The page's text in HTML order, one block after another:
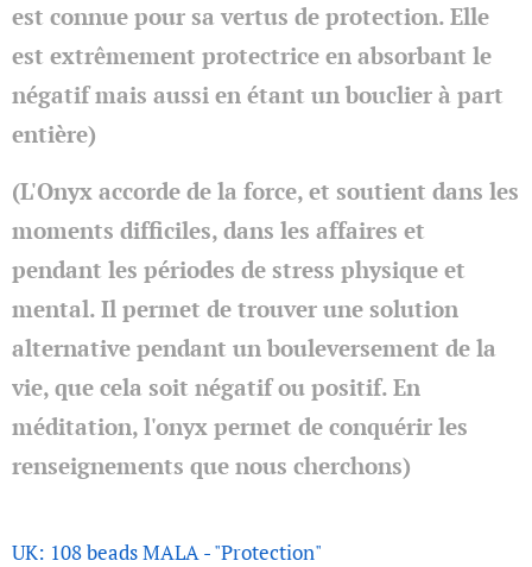
est connue pour sa vertus de protection. Elle
est extrêmement protectrice en absorbant le
négatif mais aussi en étant un bouclier à part
entière)
(L'Onyx accorde de la force, et soutient dans les
moments difficiles, dans les affaires et
pendant les périodes de stress physique et
mental. Il permet de trouver une solution
alternative pendant un bouleversement de la
vie, que cela soit négatif ou positif. En
méditation, l'onyx permet de conquérir les
renseignements que nous cherchons)
UK: 108 beads MALA - "Protection"